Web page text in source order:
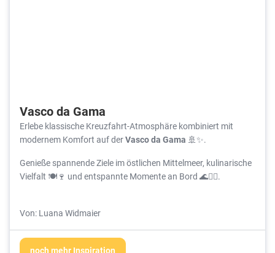
Vasco da Gama
Erlebe klassische Kreuzfahrt-Atmosphäre kombiniert mit
modernem Komfort auf derVasco da Gama 🚢✨.
Genieße spannende Ziele im östlichen Mittelmeer, kulinarische
Vielfalt 🍽️🍷 und entspannte Momente an Bord 🌊🧘‍♀️.
Von: Luana Widmaier
noch mehr Inspiration